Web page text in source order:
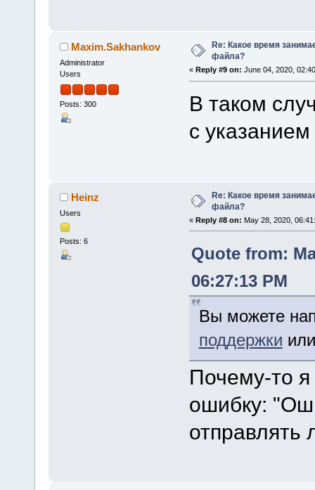
Maxim.Sakhankov
Administrator
Users
Posts: 300
Re: Какое время
файла?
« Reply #9 on: June 04, 2020,
В таком
с указанием
Heinz
Users
Posts: 6
Re: Какое время
файла?
« Reply #8 on: May 28, 2020,
Quote from:
06:27:13 PM
Вы можете
поддержки
Почему-то
ошибку: